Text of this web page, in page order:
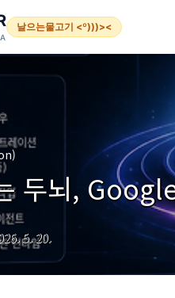
날으는물고기 <º)))><
두뇌,
5. 20.